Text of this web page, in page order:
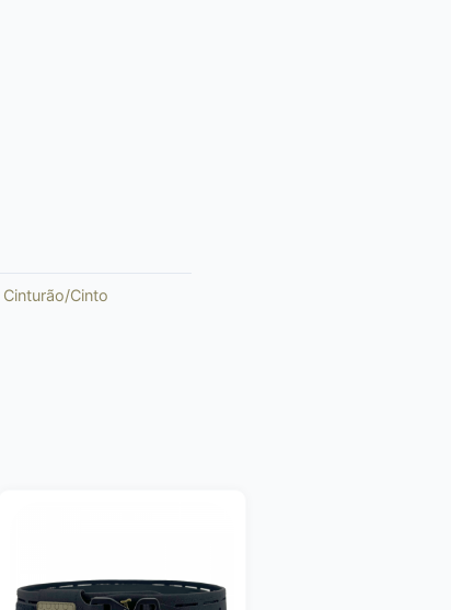
Cinturão/Cinto